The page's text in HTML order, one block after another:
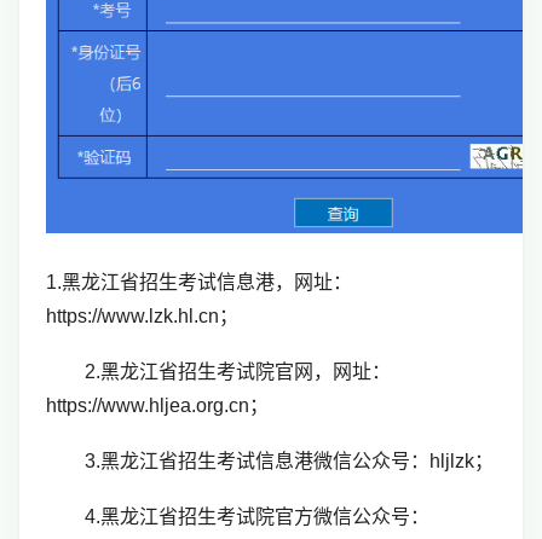
1.黑龙江省招生考试信息港，网址：
https://www.lzk.hl.cn；
2.黑龙江省招生考试院官网，网址：
https://www.hljea.org.cn；
3.黑龙江省招生考试信息港微信公众号：hljlzk；
4.黑龙江省招生考试院官方微信公众号：